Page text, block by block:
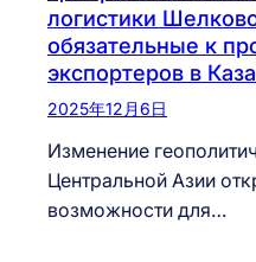
логистики
обязательные к
экспортеров в
2025年12月6日
Изменение
Центральной Азии
возможности для…